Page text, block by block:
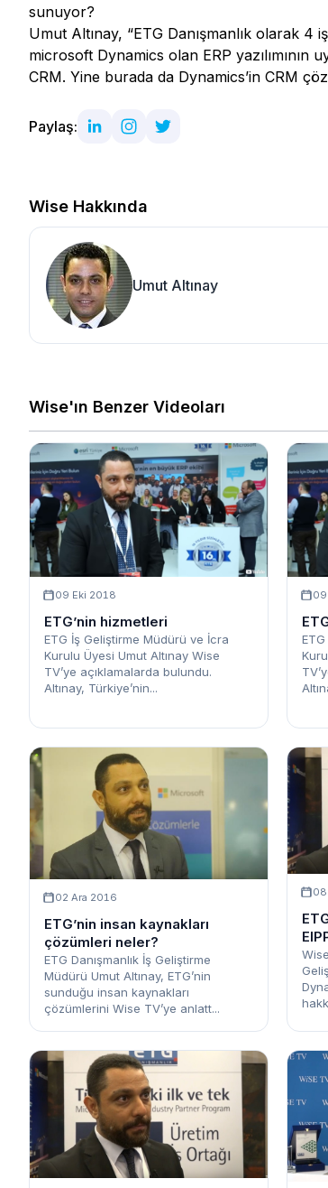
sunuyor?
Umut Altınay, “ETG Danışmanlık olarak
microsoft Dynamics olan ERP
CRM. Yine burada da Dynamics’in CRM
Paylaş:
Wise Hakkında
Umut Altınay
Wise'ın Benzer Videoları
09 Eki 2018
ETG’nin hizmetleri
ETG İş Geliştirme Müdürü ve İcra
Kurulu Üyesi Umut Altınay Wise
TV’ye açıklamalarda bulundu.
Altınay, Türkiye’nin...
02 Ara 2016
ETG’nin insan kaynakları
çözümleri neler?
ETG Danışmanlık İş Geliştirme
Müdürü Umut Altınay, ETG’nin
sunduğu insan kaynakları
çözümlerini Wise TV’ye anlatt...